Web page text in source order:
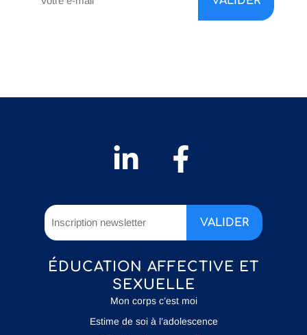
ÉDUCATION AFFECTIVE ET
SEXUELLE
Mon corps c’est moi
Estime de soi à l’adolescence